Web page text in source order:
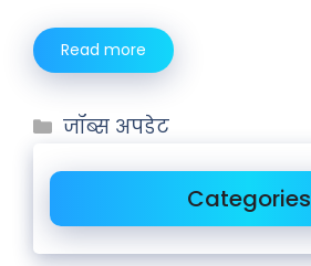
Read more
जॉब्स अपडेट
Categories